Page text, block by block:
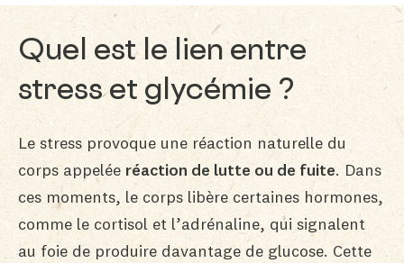
Quel est le lien entre
stress et glycémie ?
Le stress provoque une réaction naturelle du
corps appelée réaction de lutte ou de fuite. Dans
ces moments, le corps libère certaines hormones,
comme le cortisol et l’adrénaline, qui signalent
au foie de produire davantage de glucose. Cette